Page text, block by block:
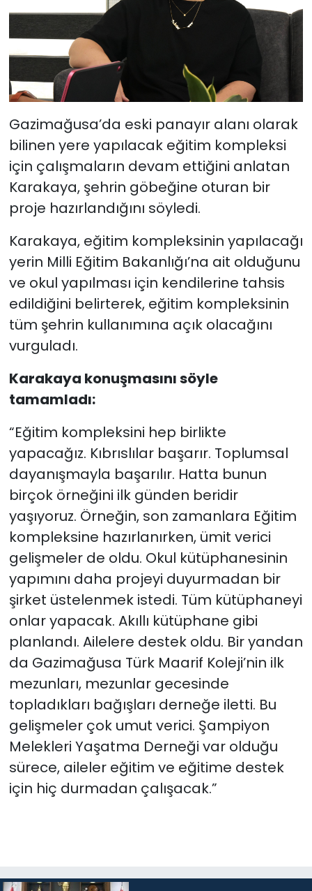
Gazimağusa’da eski panayır alanı olarak
bilinen yere yapılacak eğitim kompleksi
için çalışmaların devam ettiğini anlatan
Karakaya, şehrin göbeğine oturan bir
proje hazırlandığını söyledi.
Karakaya, eğitim kompleksinin yapılacağı
yerin Milli Eğitim Bakanlığı’na ait olduğunu
ve okul yapılması için kendilerine tahsis
edildiğini belirterek, eğitim kompleksinin
tüm şehrin kullanımına açık olacağını
vurguladı.
Karakaya konuşmasını söyle
tamamladı:
“Eğitim kompleksini hep birlikte
yapacağız. Kıbrıslılar başarır. Toplumsal
dayanışmayla başarılır. Hatta bunun
birçok örneğini ilk günden beridir
yaşıyoruz. Örneğin, son zamanlara Eğitim
kompleksine hazırlanırken, ümit verici
gelişmeler de oldu. Okul kütüphanesinin
yapımını daha projeyi duyurmadan bir
şirket üstelenmek istedi. Tüm kütüphaneyi
onlar yapacak. Akıllı kütüphane gibi
planlandı. Ailelere destek oldu. Bir yandan
da Gazimağusa Türk Maarif Koleji’nin ilk
mezunları, mezunlar gecesinde
topladıkları bağışları derneğe iletti. Bu
gelişmeler çok umut verici. Şampiyon
Melekleri Yaşatma Derneği var olduğu
sürece, aileler eğitim ve eğitime destek
için hiç durmadan çalışacak.”